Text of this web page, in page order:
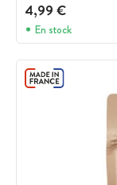
4,99 €
En stock